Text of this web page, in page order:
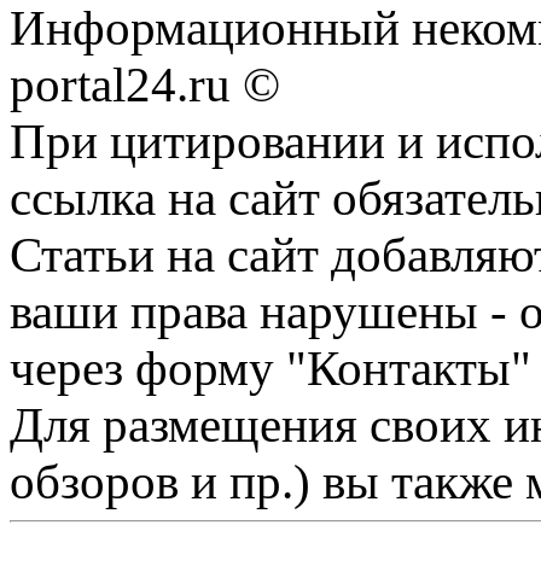
Информационный
portal24.ru ©
При цитировании и
ссылка на сайт
Статьи на сайт
ваши права нарушены -
через форму "Контакты"
Для размещения своих
обзоров и пр.) вы также